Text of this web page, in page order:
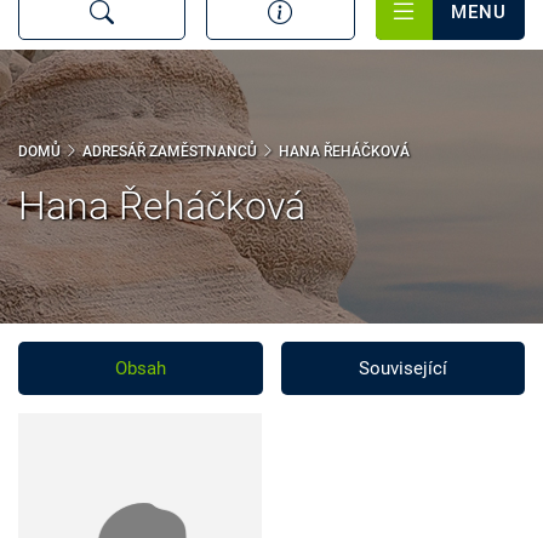
MENU
DOMŮ ADRESÁŘ ZAMĚSTNANCŮ HANA ŘEHÁČKOVÁ
Hana Řeháčková
Obsah Související